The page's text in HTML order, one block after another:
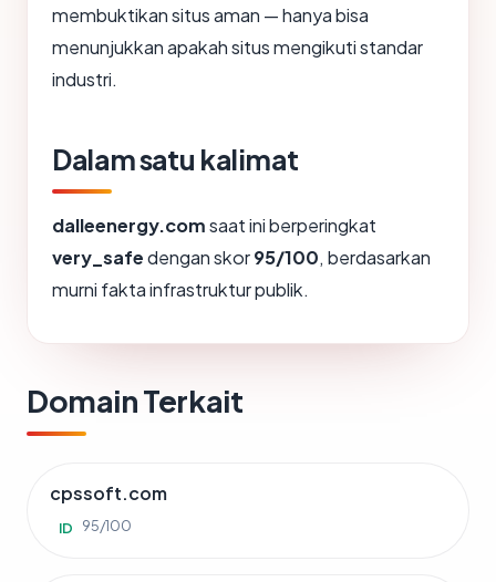
membuktikan situs aman — hanya bisa
menunjukkan apakah situs mengikuti standar
industri.
Dalam satu kalimat
dalleenergy.comsaat ini berperingkat
very_safedengan skor95/100, berdasarkan
murni fakta infrastruktur publik.
Domain Terkait
cpssoft.com
ID 95/100